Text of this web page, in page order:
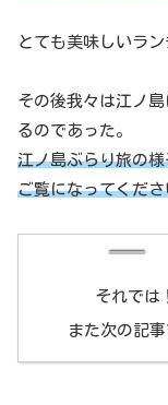
とても美味しいラ
その後我々は江ノ
るのであった。
江ノ島ぶらり旅の
ご覧になってくださ
それでは
また次の記